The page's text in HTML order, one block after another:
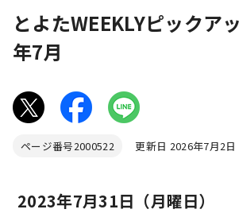
とよたWEEKLYピック
年7月
ページ番号2000522 更新日 2026年7月2日
2023年7月31日（月曜日）